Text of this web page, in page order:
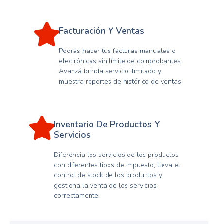
Facturación Y Ventas
Podrás hacer tus facturas manuales o
electrónicas sin límite de comprobantes.
Avanzá brinda servicio ilimitado y
muestra reportes de histórico de ventas.
Inventario De Productos Y
Servicios
Diferencia los servicios de los productos
con diferentes tipos de impuesto, lleva el
control de stock de los productos y
gestiona la venta de los servicios
correctamente.